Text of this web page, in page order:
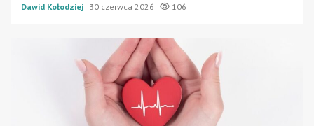
Dawid Kołodziej 30 czerwca 2026 106